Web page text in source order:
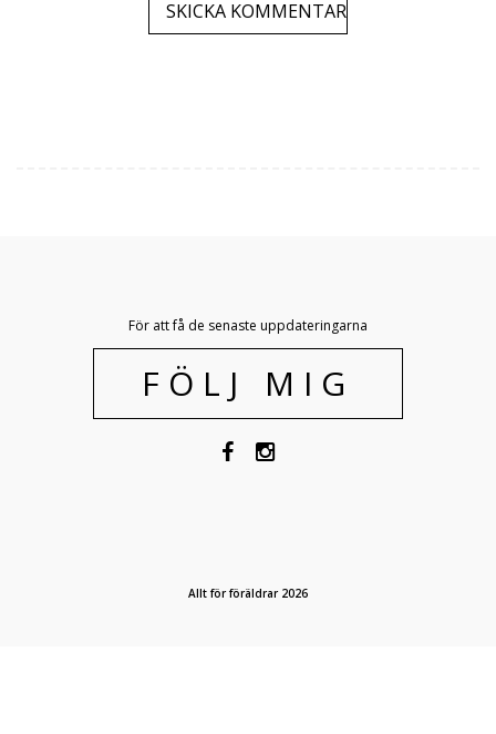
För att få de senaste uppdateringarna
FÖLJ MIG
Allt för föräldrar 2026